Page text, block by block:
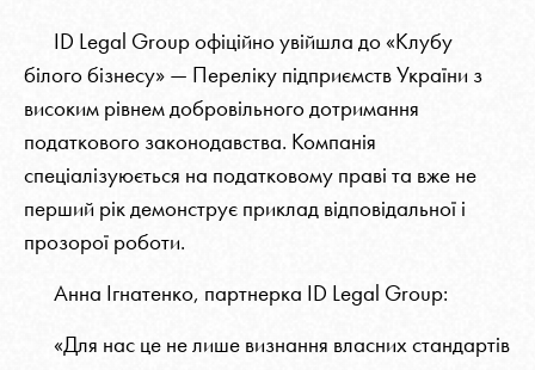
ID Legal Group офіційно увійшла до «Клубу
білого бізнесу» — Переліку підприємств України з
високим рівнем добровільного дотримання
податкового законодавства. Компанія
спеціалізуюється на податковому праві та вже не
перший рік демонструє приклад відповідальної і
прозорої роботи.
Анна Ігнатенко, партнерка ID Legal Group:
«Для нас це не лише визнання власних стандартів